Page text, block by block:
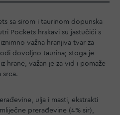
sa sirom i taurinom dopunska
Pockets hrskavi su jastučići s
važna hranjiva tvar za
dovoljno taurina; stoga je
hrane, važan je za vid i pomaže
srca.
ulja i masti, ekstrakti
prerađevine (4% sir),